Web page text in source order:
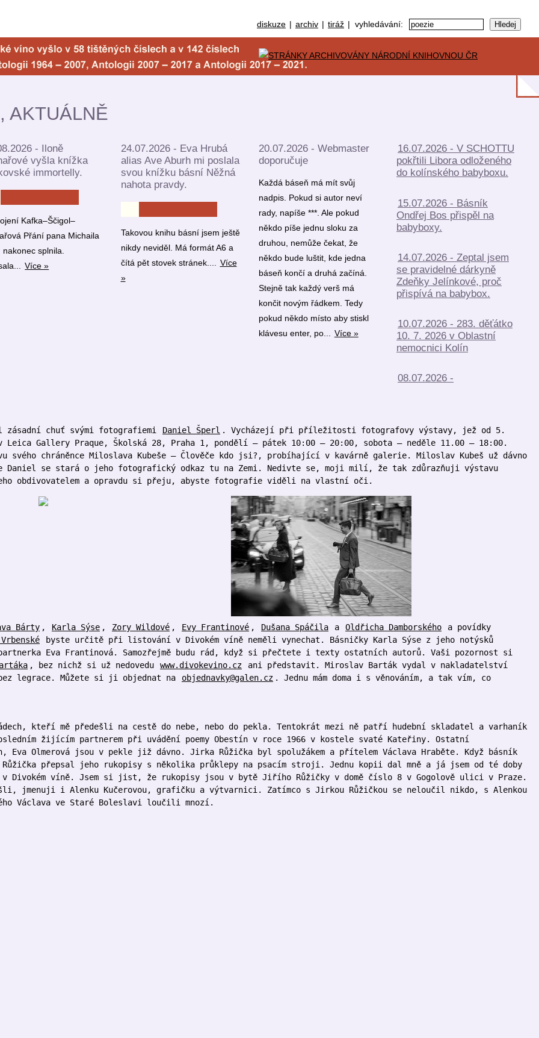
diskuze | archiv | tiráž | vyhledávání:
AKTUÁLNĚ
- Iloně
vyšla knížka
immortelly.
Kafka–Ščigol–
Přání pana Michaila
nakonec splnila.
Více »
24.07.2026 - Eva Hrubá
alias Ave Aburh mi poslala
svou knížku básní Něžná
nahota pravdy.
Takovou knihu básní jsem ještě
nikdy neviděl. Má formát A6 a
čítá pět stovek stránek.... Více
»
20.07.2026 - Webmaster
doporučuje
Každá báseň má mít svůj
nadpis. Pokud si autor neví
rady, napíše ***. Ale pokud
někdo píše jednu sloku za
druhou, nemůže čekat, že
někdo bude luštit, kde jedna
báseň končí a druhá začíná.
Stejně tak každý verš má
končit novým řádkem. Tedy
pokud někdo místo aby stiskl
klávesu enter, po... Více »
16.07.2026 - V SCHOTTU
pokřtili Libora odloženého
do kolínského babyboxu.
15.07.2026 - Básník
Ondřej Bos přispěl na
babyboxy.
14.07.2026 - Zeptal jsem
se pravidelné dárkyně
Zdeňky Jelínkové, proč
přispívá na babybox.
10.07.2026 - 283. děťátko
10. 7. 2026 v Oblastní
nemocnici Kolín
08.07.2026 -
zásadní chuť svými fotografiemi Daniel Šperl . Vycházejí při příležitosti fotografovy výstavy, jež od 5.
Leica Gallery Praque, Školská 28, Praha 1, pondělí – pátek 10:00 – 20:00, sobota – neděle 11.00 – 18:00.
svého chráněnce Miloslava Kubeše – Člověče kdo jsi?, probíhající v kavárně galerie. Miloslav Kubeš už dávno
Daniel se stará o jeho fotografický odkaz tu na Zemi. Nedivte se, moji milí, že tak zdůrazňuji výstavu
obdivovatelem a opravdu si přeju, abyste fotografie viděli na vlastní oči.
Bárty , Karla Sýse , Zory Wildové , Evy Frantinové , Dušana Spáčila a Oldřicha Damborského
a povídky
byste určitě při listování v Divokém víně neměli vynechat. Básničky Karla Sýse z jeho notýsků
Eva Frantinová. Samozřejmě budu rád, když si přečtete i texty ostatních autorů. Vaši pozornost si
, bez nichž si už nedovedu www.divokevino.cz
ani představit. Miroslav Barták vydal v nakladatelství
legrace. Můžete si ji objednat na
objednavky@galen.cz . Jednu mám doma i s věnováním, a tak vím, co
kteří mě předešli na cestě do nebe, nebo do pekla. Tentokrát mezi ně patří hudební skladatel a varhaník
žijícím partnerem při uvádění poemy Obestín v roce 1966 v kostele svaté Kateřiny. Ostatní
Eva Olmerová jsou v pekle již dávno. Jirka Růžička byl spolužákem a přítelem Václava Hraběte. Když básník
přepsal jeho rukopisy s několika průklepy na psacím stroji. Jednu kopii dal mně a já jsem od té doby
Divokém víně. Jsem si jist, že rukopisy jsou v bytě Jiřího Růžičky v domě číslo 8 v Gogolově ulici v Praze.
jmenuji i Alenku Kučerovou, grafičku a výtvarnici. Zatímco s Jirkou Růžičkou se neloučil nikdo, s Alenkou
Václava ve Staré Boleslavi loučili mnozí.